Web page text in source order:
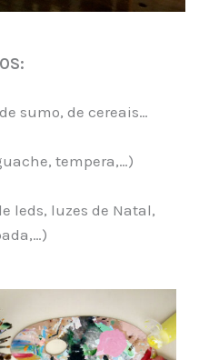
sumo, de cereais…
tempera,…)
leds, luzes de Natal,